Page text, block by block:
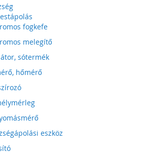
fogkefe
melegítő
sótermék
hőmérő
eszköz